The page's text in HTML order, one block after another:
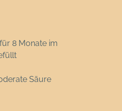
8 Monate im
Säure